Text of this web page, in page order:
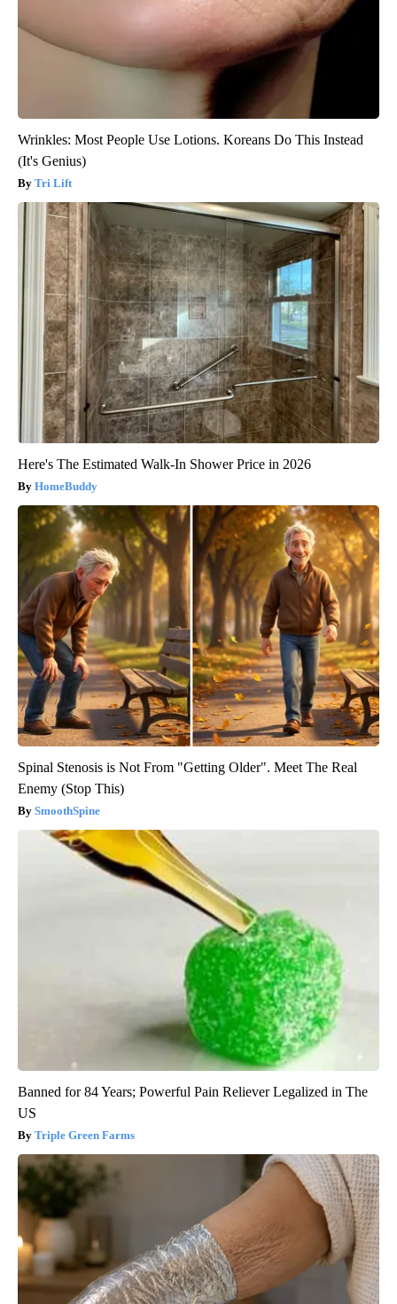
Wrinkles: Most People Use Lotions. Koreans Do This Instead
(It's Genius)
Tri Lift
Here's The Estimated Walk-In Shower Price in 2026
HomeBuddy
Spinal Stenosis is Not From "Getting Older". Meet The Real
Enemy (Stop This)
SmoothSpine
Banned for 84 Years; Powerful Pain Reliever Legalized in The
US
Triple Green Farms